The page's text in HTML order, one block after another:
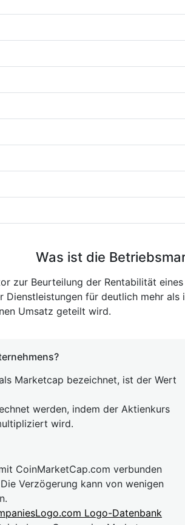
Was ist die
zur Beurteilung der Rentabilität
Dienstleistungen für deutlich mehr
Umsatz geteilt wird.
Marketcap bezeichnet, ist der Wert
werden, indem der Aktienkurs
wird.
CoinMarketCap.com verbunden
Verzögerung kann von wenigen
Logo-Datenbank